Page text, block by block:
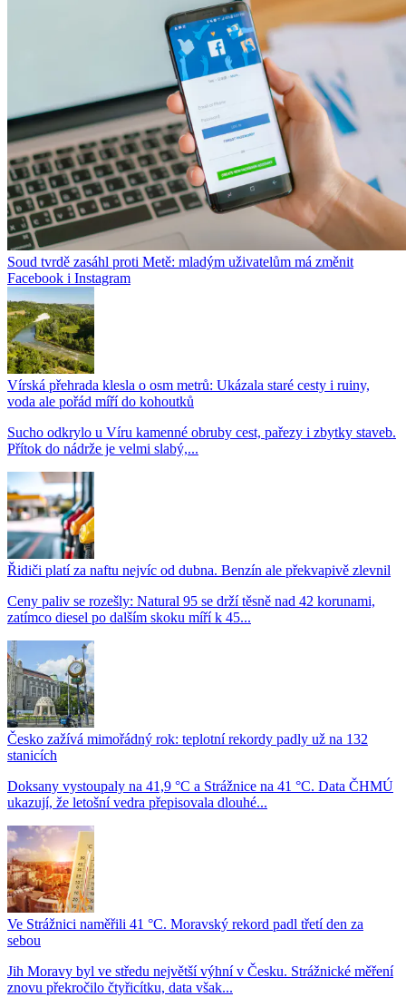
Soud tvrdě zasáhl proti Metě: mladým uživatelům má změnit
Facebook i Instagram
Vírská přehrada klesla o osm metrů: Ukázala staré cesty i ruiny,
voda ale pořád míří do kohoutků
Sucho odkrylo u Víru kamenné obruby cest, pařezy i zbytky staveb.
Přítok do nádrže je velmi slabý,...
Řidiči platí za naftu nejvíc od dubna. Benzín ale překvapivě zlevnil
Ceny paliv se rozešly: Natural 95 se drží těsně nad 42 korunami,
zatímco diesel po dalším skoku míří k 45...
Česko zažívá mimořádný rok: teplotní rekordy padly už na 132
stanicích
Doksany vystoupaly na 41,9 °C a Strážnice na 41 °C. Data ČHMÚ
ukazují, že letošní vedra přepisovala dlouhé...
Ve Strážnici naměřili 41 °C. Moravský rekord padl třetí den za
sebou
Jih Moravy byl ve středu největší výhní v Česku. Strážnické měření
znovu překročilo čtyřicítku, data však...